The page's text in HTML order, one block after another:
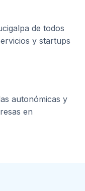
de todos
y startups
autonómicas y
en